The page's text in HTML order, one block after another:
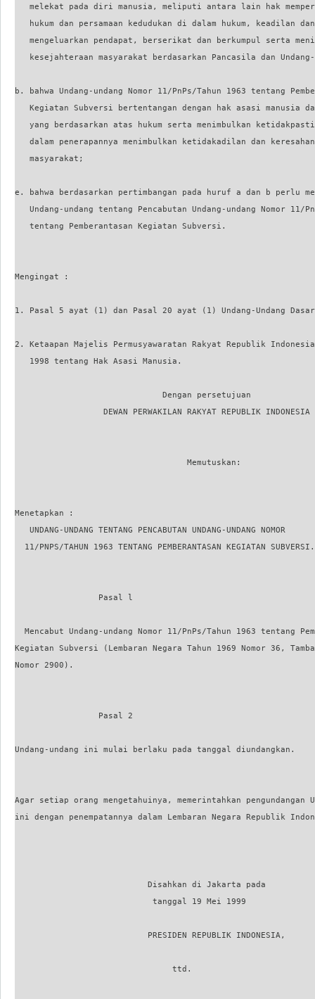
melekat pada diri manusia, meliputi antara lain hak
hukum dan persamaan kedudukan di dalam hukum, keadilan
mengeluarkan pendapat, berserikat dan berkumpul serta
kesejahteraan masyarakat berdasarkan Pancasila dan
b. bahwa Undang-undang Nomor 11/PnPs/Tahun 1963 tentang
Kegiatan Subversi bertentangan dengan hak asasi manusia
yang berdasarkan atas hukum serta menimbulkan
dalam penerapannya menimbulkan ketidakadilan dan
   masyarakat;
e. bahwa berdasarkan pertimbangan pada huruf a dan b perlu
Undang-undang tentang Pencabutan Undang-undang Nomor 11/
   tentang Pemberantasan Kegiatan Subversi.
Mengingat :
1. Pasal 5 ayat (1) dan Pasal 20 ayat (1) Undang-Undang
2. Ketaapan Majelis Permusyawaratan Rakyat Republik Indonesia
   1998 tentang Hak Asasi Manusia.
                              Dengan persetujuan
                  DEWAN PERWAKILAN RAKYAT REPUBLIK INDONESIA
                                   Memutuskan:
Menetapkan :
   UNDANG-UNDANG TENTANG PENCABUTAN UNDANG-UNDANG NOMOR
  11/PNPS/TAHUN 1963 TENTANG PEMBERANTASAN KEGIATAN SUBVERSI.
                 Pasal l
Mencabut Undang-undang Nomor 11/PnPs/Tahun 1963 tentang
Kegiatan Subversi (Lembaran Negara Tahun 1969 Nomor 36,
Nomor 2900).
                 Pasal 2
Undang-undang ini mulai berlaku pada tanggal diundangkan.
Agar setiap orang mengetahuinya, memerintahkan pengundangan
ini dengan penempatannya dalam Lembaran Negara Republik
                           Disahkan di Jakarta pada
                            tanggal 19 Mei 1999
                           PRESIDEN REPUBLIK INDONESIA,
                                ttd.